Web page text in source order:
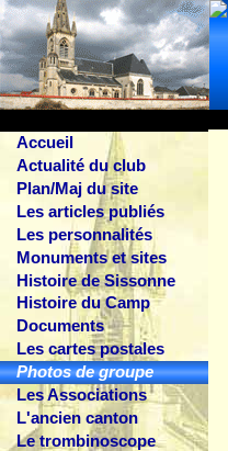
Accueil
Actualité du club
Plan/Maj du site
Les articles publiés
Les personnalités
Monuments et sites
Histoire de Sissonne
Histoire du Camp
Documents
Les cartes postales
Photos de groupe
Les Associations
L'ancien canton
Le trombinoscope